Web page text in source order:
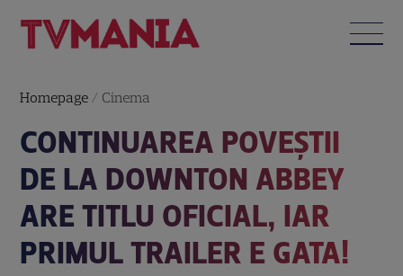
Homepage / Cinema
CONTINUAREA POVEȘTII
DE LA DOWNTON ABBEY
ARE TITLU OFICIAL, IAR
PRIMUL TRAILER E GATA!